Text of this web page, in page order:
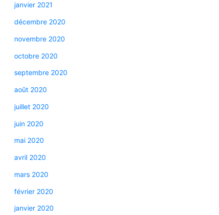
janvier 2021
décembre 2020
novembre 2020
octobre 2020
septembre 2020
août 2020
juillet 2020
juin 2020
mai 2020
avril 2020
mars 2020
février 2020
janvier 2020